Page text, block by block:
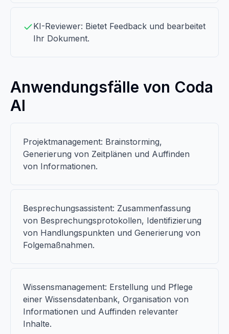
KI-Reviewer: Bietet Feedback und bearbeitet
Ihr Dokument.
Anwendungsfälle von Coda
AI
Projektmanagement: Brainstorming,
Generierung von Zeitplänen und Auffinden
von Informationen.
Besprechungsassistent: Zusammenfassung
von Besprechungsprotokollen, Identifizierung
von Handlungspunkten und Generierung von
Folgemaßnahmen.
Wissensmanagement: Erstellung und Pflege
einer Wissensdatenbank, Organisation von
Informationen und Auffinden relevanter
Inhalte.